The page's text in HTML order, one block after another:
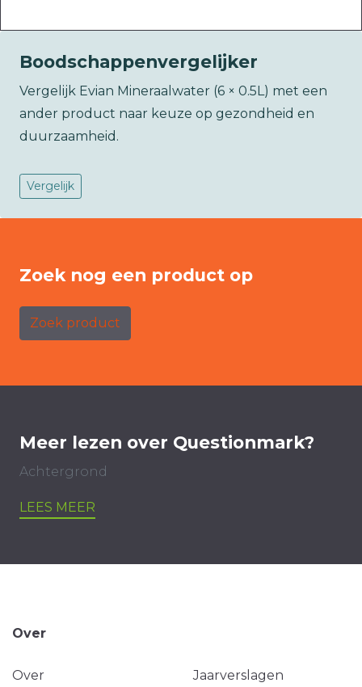
Boodschappenvergelijker
Vergelijk Evian Mineraalwater (6 × 0.5L) met een
ander product naar keuze op gezondheid en
duurzaamheid.
Vergelijk
Zoek nog een product op
Zoek product
Meer lezen over Questionmark?
Achtergrond
LEES MEER
Over
Over Jaarverslagen